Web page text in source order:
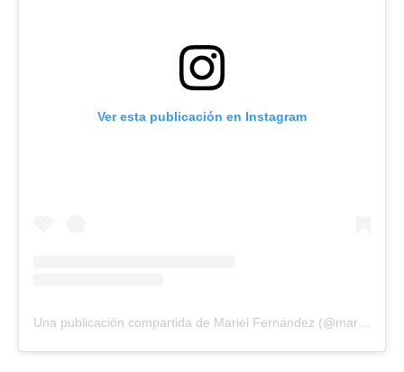
Ver esta publicación en Instagram